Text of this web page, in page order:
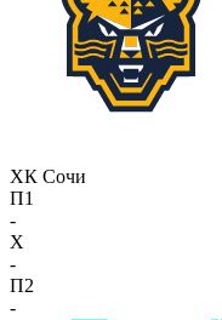
ХК Сочи
П1
-
X
-
П2
-